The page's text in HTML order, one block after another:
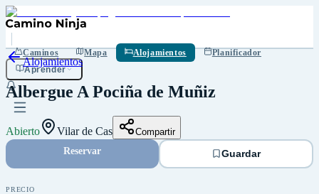
Caminos Mapa Alojamientos
Planificador
Aprender
Alojamientos
Albergue A Pociña de Muñiz
Abierto Vilar de Cas Compartir
Reservar Guardar
PRECIO